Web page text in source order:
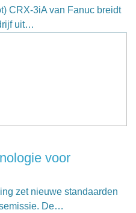
CRX-3iA van Fanuc breidt
uit…
voor
zet nieuwe standaarden
De…